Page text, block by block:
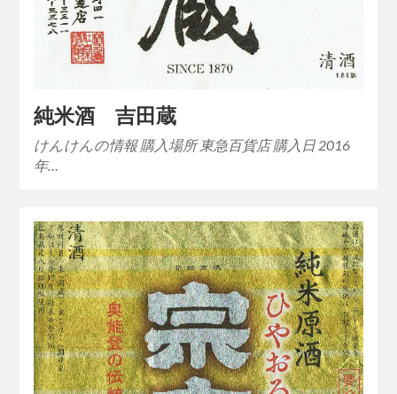
純米酒 吉田蔵
けんけんの情報 購入場所 東急百貨店 購入日 2016
年…